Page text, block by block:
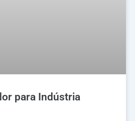
para Indústria